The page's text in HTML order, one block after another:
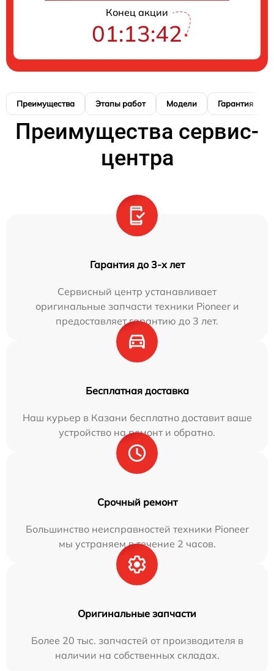
Конец акции
01:13:41
Преимущества Этапы работ Модели Гарантия
Преимущества сервис-
центра
Гарантия до 3-х лет
Сервисный центр устанавливает
оригинальные запчасти техники Pioneer и
предоставляет гарантию до 3 лет.
Бесплатная доставка
Наш курьер в Казани бесплатно доставит ваше
устройство на ремонт и обратно.
Срочный ремонт
Большинство неисправностей техники Pioneer
мы устраняем в течение 2 часов.
Оригинальные запчасти
Более 20 тыс. запчастей от производителя в
наличии на собственных складах.